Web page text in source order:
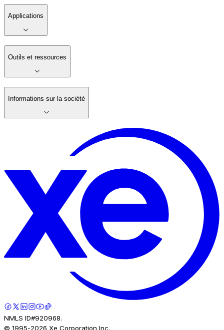
Applications
Outils et ressources
Informations sur la société
NMLS ID#920968.
© 1995-2026 Xe Corporation Inc.